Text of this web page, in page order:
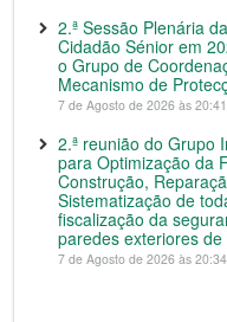
2.ª Sessão Plenária
Cidadão Sénior em
o Grupo de
Mecanismo de
7 de Agosto de 2026 às 20:41
2.ª reunião do Grupo
para Optimização da
Construção,
Sistematização de
fiscalização da
paredes exteriores
7 de Agosto de 2026 às 20:34